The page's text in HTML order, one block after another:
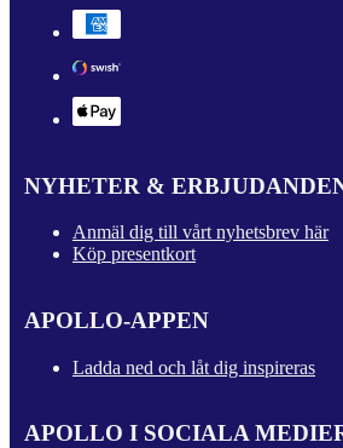
NYHETER &
Anmäl dig till vårt nyhetsbrev här
Köp presentkort
APOLLO-APPEN
Ladda ned och låt dig inspireras
APOLLO I SOCIALA